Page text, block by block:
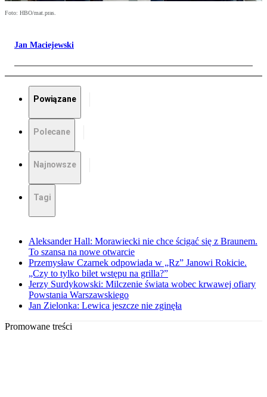
Foto: HBO/mat.pras.
Jan Maciejewski
Powiązane
Polecane
Najnowsze
Tagi
Aleksander Hall: Morawiecki nie chce ścigać się z Braunem.
To szansa na nowe otwarcie
Przemysław Czarnek odpowiada w „Rz” Janowi Rokicie.
„Czy to tylko bilet wstępu na grilla?”
Jerzy Surdykowski: Milczenie świata wobec krwawej ofiary
Powstania Warszawskiego
Jan Zielonka: Lewica jeszcze nie zginęła
Promowane treści